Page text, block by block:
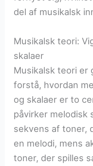
del af musikalsk
Musikalsk teori:
skalaer
Musikalsk teori
forstå, hvordan
og skalaer er to
påvirker melodisk
sekvens af toner,
en melodi, mens
toner, der spilles